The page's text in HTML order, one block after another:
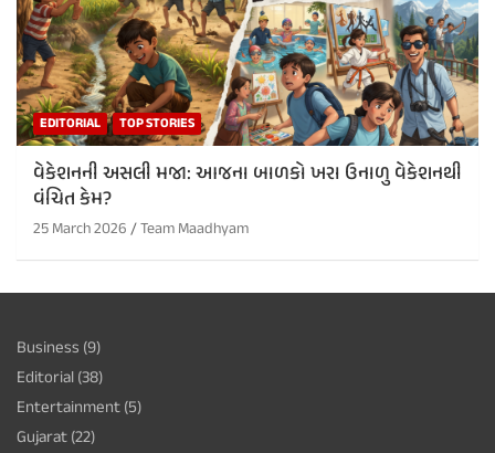
EDITORIAL TOP STORIES
વેકેશનની અસલી મજા: આજના બાળકો ખરા ઉનાળુ વેકેશનથી
વંચિત કેમ?
25 March 2026 Team Maadhyam
Business (9)
Editorial(38)
Entertainment(5)
Gujarat(22)